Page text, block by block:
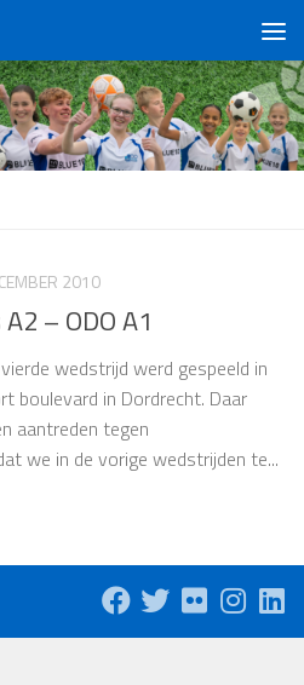
2010
– ODO A1
wedstrijd werd gespeeld in
boulevard in Dordrecht. Daar
aantreden tegen
we in de vorige wedstrijden te...